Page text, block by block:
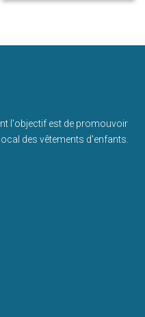
l'objectif est de promouvoir
des vêtements d'enfants.